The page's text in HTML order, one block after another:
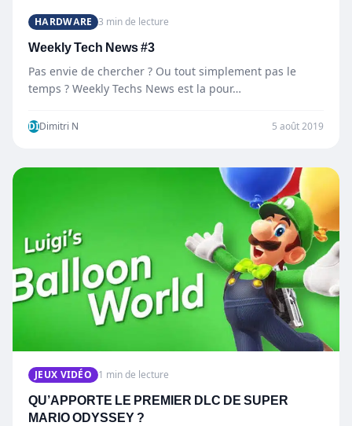
HARDWARE 3 min de lecture
Weekly Tech News #3
Pas envie de chercher ? Ou tout simplement pas le
temps ? Weekly Techs News est la pour…
DIDimitri N 5 août 2019
JEUX VIDÉO 1 min de lecture
QU’APPORTE LE PREMIER DLC DE SUPER
MARIO ODYSSEY ?